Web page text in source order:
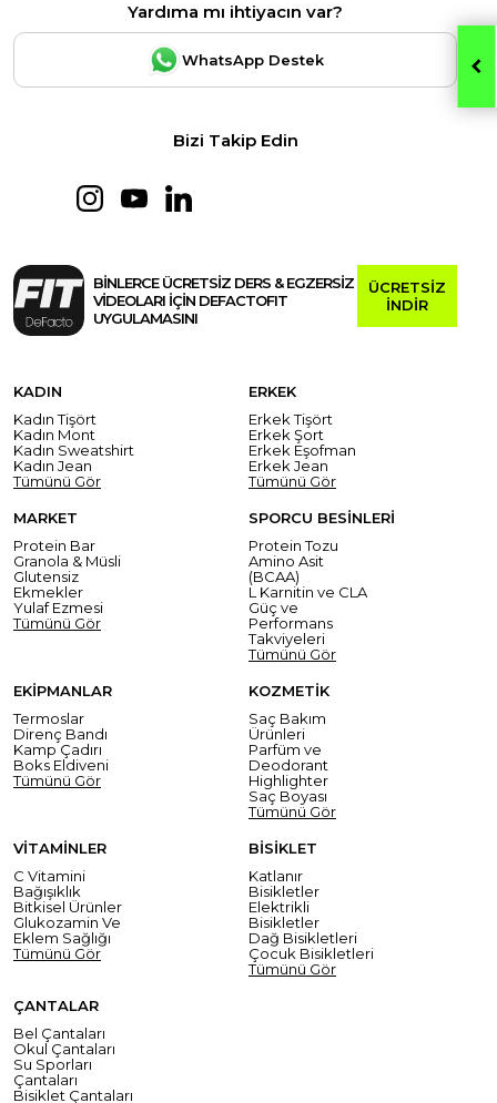
Yardıma mı ihtiyacın var?
WhatsApp Destek
Bizi Takip Edin
BİNLERCE ÜCRETSİZ DERS & EGZERSİZ
VİDEOLARI İÇİN DEFACTOFIT
UYGULAMASINI
ÜCRETSİZ
İNDİR
KADIN
Kadın Tişört
Kadın Mont
Kadın Sweatshirt
Kadın Jean
Tümünü Gör
ERKEK
Erkek Tişört
Erkek Şort
Erkek Eşofman
Erkek Jean
Tümünü Gör
MARKET
Protein Bar
Granola & Müsli
Glutensiz
Ekmekler
Yulaf Ezmesi
Tümünü Gör
SPORCU BESİNLERİ
Protein Tozu
Amino Asit
(BCAA)
L Karnitin ve CLA
Güç ve
Performans
Takviyeleri
Tümünü Gör
EKİPMANLAR
Termoslar
Direnç Bandı
Kamp Çadırı
Boks Eldiveni
Tümünü Gör
KOZMETİK
Saç Bakım
Ürünleri
Parfüm ve
Deodorant
Highlighter
Saç Boyası
Tümünü Gör
VİTAMİNLER
C Vitamini
Bağışıklık
Bitkisel Ürünler
Glukozamin Ve
Eklem Sağlığı
Tümünü Gör
BİSİKLET
Katlanır
Bisikletler
Elektrikli
Bisikletler
Dağ Bisikletleri
Çocuk Bisikletleri
Tümünü Gör
ÇANTALAR
Bel Çantaları
Okul Çantaları
Su Sporları
Çantaları
Bisiklet Çantaları